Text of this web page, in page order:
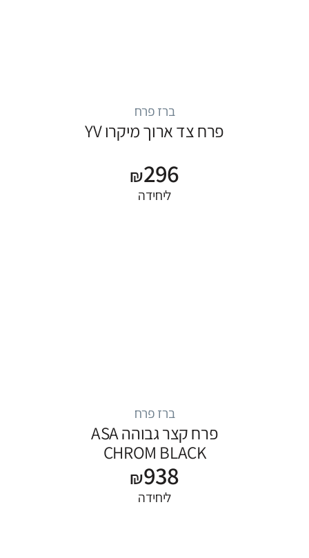
ברז פרח
פרח צד ארוך מיקרו YV
₪296
ליחידה
ברז פרח
פרח קצר גבוהה ASA
CHROM BLACK
₪938
ליחידה